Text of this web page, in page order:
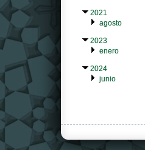
2021
agosto
2023
enero
2024
junio